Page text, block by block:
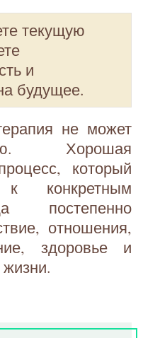
текущую
и
будущее.
не может
Хорошая
который
конкретным
постепенно
отношения,
здоровье и